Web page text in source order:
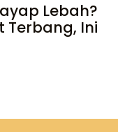
Lebah?
Terbang, Ini